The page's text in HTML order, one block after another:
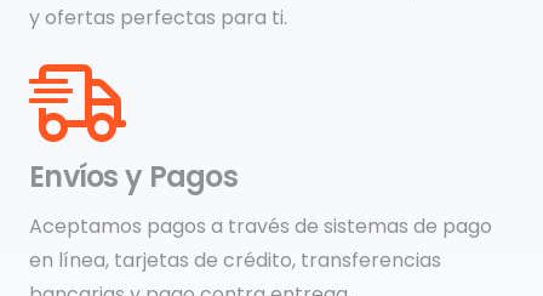
y ofertas perfectas para ti.
Envíos y Pagos
Aceptamos pagos a través de sistemas de pago
en línea, tarjetas de crédito, transferencias